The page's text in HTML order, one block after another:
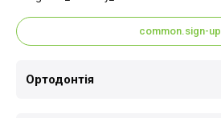
common.sign-up
Ортодонтія